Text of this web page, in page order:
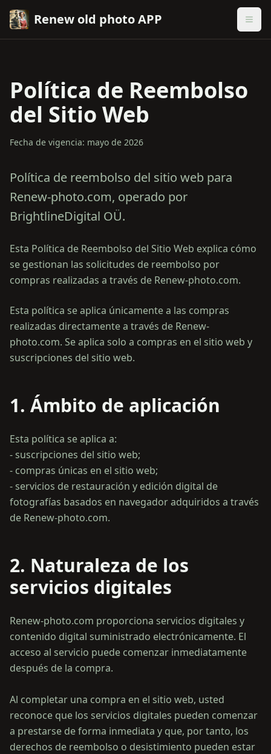
Renew old photo APP
Política de Reembolso
del Sitio Web
Fecha de vigencia: mayo de 2026
Política de reembolso del sitio web para
Renew-photo.com, operado por
BrightlineDigital OÜ.
Esta Política de Reembolso del Sitio Web explica cómo
se gestionan las solicitudes de reembolso por
compras realizadas a través de Renew-photo.com.
Esta política se aplica únicamente a las compras
realizadas directamente a través de Renew-
photo.com. Se aplica solo a compras en el sitio web y
suscripciones del sitio web.
1. Ámbito de aplicación
Esta política se aplica a:
- suscripciones del sitio web;
- compras únicas en el sitio web;
- servicios de restauración y edición digital de
fotografías basados en navegador adquiridos a través
2. Naturaleza de los
servicios digitales
Renew-photo.com proporciona servicios digitales y
contenido digital suministrado electrónicamente. El
acceso al servicio puede comenzar inmediatamente
después de la compra.
Al completar una compra en el sitio web, usted
reconoce que los servicios digitales pueden comenzar
a prestarse de forma inmediata y que, por tanto, los
derechos de reembolso o desistimiento pueden estar